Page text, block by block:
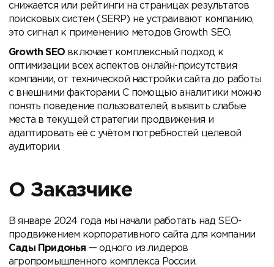
снижается или рейтинги на страницах результатов
поисковых систем (SERP) не устраивают компанию,
это сигнал к применению методов Growth SEO.
Growth SEO включает комплексный подход к
оптимизации всех аспектов онлайн-присутствия
компании, от технической настройки сайта до работы
с внешними факторами. С помощью аналитики можно
понять поведение пользователей, выявить слабые
места в текущей стратегии продвижения и
адаптировать её с учётом потребностей целевой
аудитории.
О Заказчике
В январе 2024 года мы начали работать над SEO-
продвижением корпоративного сайта для компании
Сады Придонья — одного из лидеров
агропромышленного комплекса России.